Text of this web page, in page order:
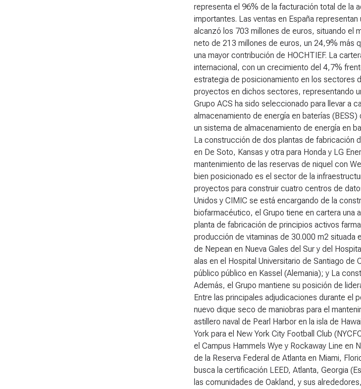
representa el 96% de la facturación total de la
importantes. Las ventas en España
alcanzó los 703 millones de euros, situando el
neto de 213 millones de euros, un 24,9% más
una mayor contribución de HOCHTIEF. La
internacional, con un crecimiento del 4,7%
estrategia de posicionamiento en los sectores
proyectos en dichos sectores, representando
Grupo ACS ha sido seleccionado para llevar a
almacenamiento de energía en baterías
un sistema de almacenamiento de energía en
La construcción de dos plantas de fabricación
en De Soto, Kansas y otra para Honda y LG
mantenimiento de las reservas de niquel con
bien posicionado es el sector de la
proyectos para construir cuatro centros de
Unidos y CIMIC se está encargando de la
biofarmacéutico, el Grupo tiene en cartera
planta de fabricación de principios activos
producción de vitaminas de 30.000 m2 situada
de Nepean en Nueva Gales del Sur y del
alas en el Hospital Universitario de Santiago
público público en Kassel (Alemania); y La
Además, el Grupo mantiene su posición de
Entre las principales adjudicaciones durante el
nuevo dique seco de maniobras para el
astillero naval de Pearl Harbor en la isla de
York para el New York City Football Club
el Campus Hammels Wye y Rockaway Line en
de la Reserva Federal de Atlanta en Miami,
busca la certificación LEED, Atlanta, Georgia
las comunidades de Oakland, y sus